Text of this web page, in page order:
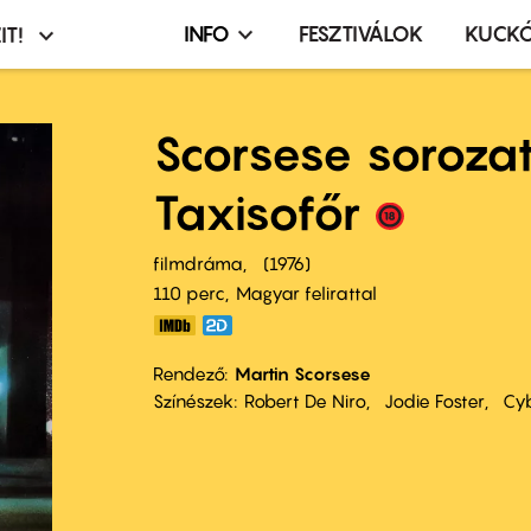
Infó,
menü
INFO FESZTIVÁLOK
Scorsese
Taxisofőr
filmdráma
1976
110 perc,
Magyar felirattal
Rendező Martin Scorsese
Színészek
Robert De Niro Jodie Foster